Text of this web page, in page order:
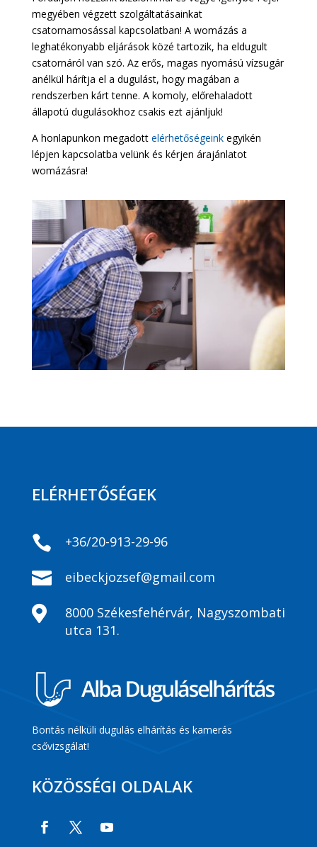
megyében végzett szolgáltatásainkat
csatornamosással kapcsolatban! A womázás a
leghatékonyabb eljárások közé tartozik, ha eldugult
csatornáról van szó. Az erős, magas nyomású vízsugár
anélkül hárítja el a dugulást, hogy magában a
rendszerben kárt tenne. A komoly, előrehaladott
állapotú dugulásokhoz csakis ezt ajánljuk!
A honlapunkon megadott elérhetőségeinkegyikén
lépjen kapcsolatba velünk és kérjen árajánlatot
womázásra!
ELÉRHETŐSÉGEK
 +36/20-913-29-96
 eibeckjozsef@gmail.com

8000 Székesfehérvár, Nagyszombati
utca 131.
Bontás nélküli dugulás elhárítás és kamerás
csővizsgálat!
KÖZÖSSÉGI OLDALAK